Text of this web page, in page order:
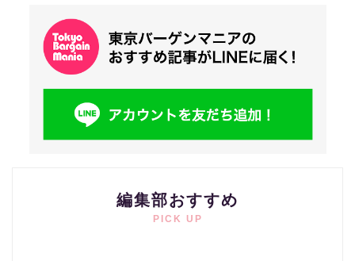
編集部おすすめ
PICK UP